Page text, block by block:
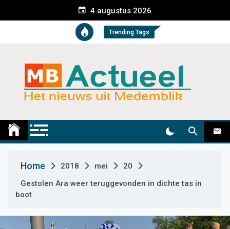
e
t
4 augustus 2026
Trending Tags
Medemblik Actueel
Home 2018 mei
20
Gestolen Ara weer teruggevonden in dichte tas in
boot